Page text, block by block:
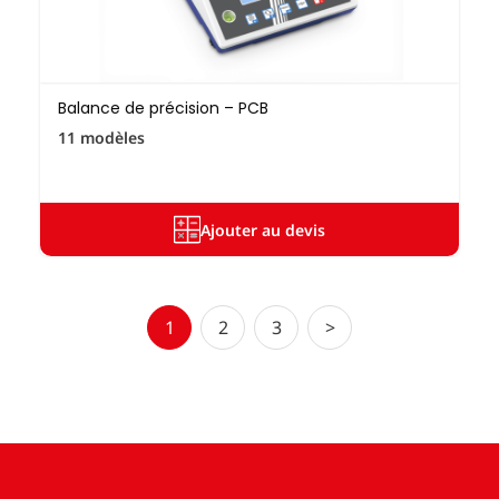
Balance de précision – PCB
11 modèles
Ajouter au devis
1 2 3 >